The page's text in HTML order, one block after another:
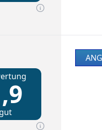
gut